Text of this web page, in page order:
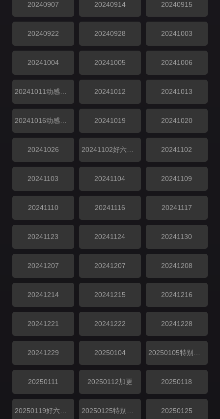
20240907 20240914 20240915
20240922 20240928 20241003
20241004 20241005 20241006
20241012 20241013
20241019 20241020
20241026 20241102好六看好剧 20241102
20241103 20241104 20241109
20241110 20241116 20241117
20241123 20241124 20241130
20241207 20241207 20241208
20241214 20241215 20241216
20241221 20241222 20241228
20241229 20250104
20250111 20250112加更 20250118
20250125